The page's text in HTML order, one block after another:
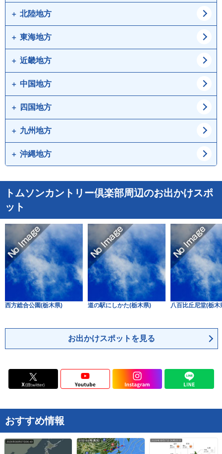
宮城県
山形県
東京都
埼玉県
茨城県
群馬県
長野県
北陸地方
新潟県
石川県
東海地方
愛知県
静岡県
近畿地方
大阪府
京都府
奈良県
中国地方
鳥取県
岡山県
山口県
四国地方
徳島県
愛媛県
九州地方
福岡県
大分県 宮崎県
鹿児島県
沖縄地方
トムソンカントリー倶楽部周辺のお出かけスポ
ット
西方総合公園(栃木県) 道の駅にしかた(栃木県) 八百比丘尼堂(栃木
お出かけスポットを見る
おすすめ情報